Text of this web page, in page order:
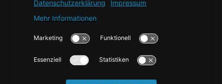
test_mask]) .sum().item
dataset.test_mask
em
)
accuracies as a tuple